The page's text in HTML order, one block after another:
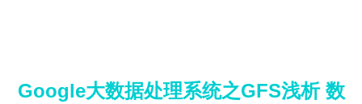
Google大数据处理系统之GFS浅析 数